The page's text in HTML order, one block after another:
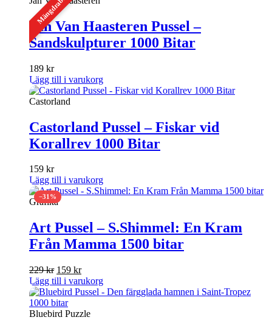
Mängdrabatt
Jan Van Haasteren Pussel –
Sandskulpturer 1000 Bitar
189 kr
Lägg till i varukorg
Castorland
Castorland Pussel – Fiskar vid
Korallrev 1000 Bitar
159 kr
Lägg till i varukorg
−31%
Grafika
Art Pussel – S.Shimmel: En Kram
Från Mamma 1500 bitar
229kr Det
ursprungliga
priset
var:
229 kr.
159 krDet
nuvarande
priset
159 kr.
Lägg till i varukorg
Bluebird Puzzle